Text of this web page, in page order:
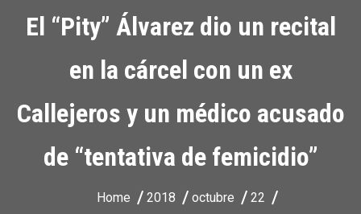
El “Pity” Álvarez dio un recital
en la cárcel con un ex
Callejeros y un médico acusado
de “tentativa de femicidio”
Home 2018 octubre 22